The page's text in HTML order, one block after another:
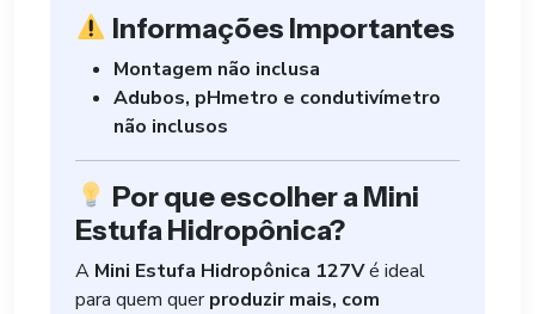
Informações Importantes
Montagem não inclusa
Adubos, pHmetro e condutivímetro
não inclusos
Por que escolher a Mini
Estufa Hidropônica?
A Mini Estufa Hidropônica 127Vé ideal
para quem querproduzir mais, com